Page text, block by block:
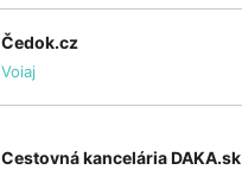
Čedok.cz
Voiaj
Cestovná kancelária DAKA.sk